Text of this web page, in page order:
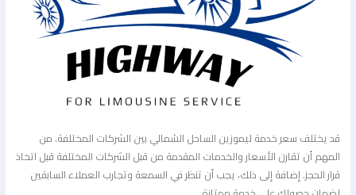
قد يختلف سعر خدمة ليموزين الساحل الشمالي بين الشركات المختلفة. من
المهم أن تقارن الأسعار والخدمات المقدمة من قبل الشركات المختلفة قبل اتخاذ
قرار الحجز. إضافة إلى ذلك، يجب أن تنظر في السمعة وتجارب العملاء السابقين